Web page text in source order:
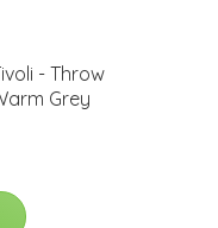
- Throw
Grey